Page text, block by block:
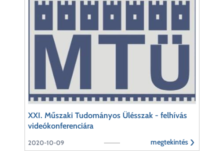
XXI. Műszaki Tudományos Ülésszak - felhívás
videókonferenciára
megtekintés
2020-10-09